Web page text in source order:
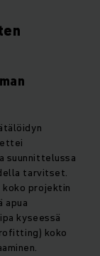
suunnittelussa
tarvitset.
koko projektin
apua
kyseessä
koko